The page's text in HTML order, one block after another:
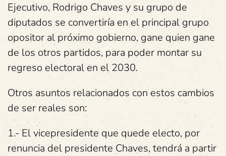
Ejecutivo, Rodrigo Chaves y su grupo de
diputados se convertiría en el principal grupo
opositor al próximo gobierno, gane quien gane
de los otros partidos, para poder montar su
regreso electoral en el 2030.
Otros asuntos relacionados con estos cambios
de ser reales son:
1.- El vicepresidente que quede electo, por
renuncia del presidente Chaves, tendrá a partir